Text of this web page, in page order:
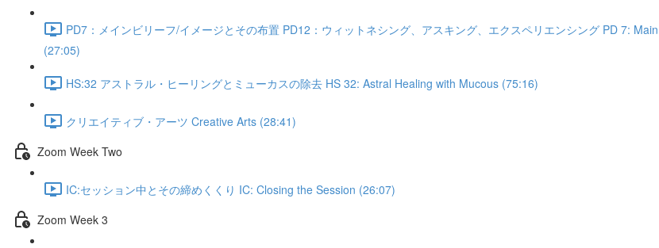
PD7：メインビリーフ/イメージとその布置 PD12：ウィットネシング、アスキング、エクスペリエンシング PD 7:
(27:05)
HS:32 アストラル・ヒーリングとミューカスの除去 HS 32: Astral Healing with Mucous (75:16)
クリエイティブ・アーツ Creative Arts (28:41)
Zoom Week Two
IC:セッション中とその締めくくり IC: Closing the Session (26:07)
Zoom Week 3